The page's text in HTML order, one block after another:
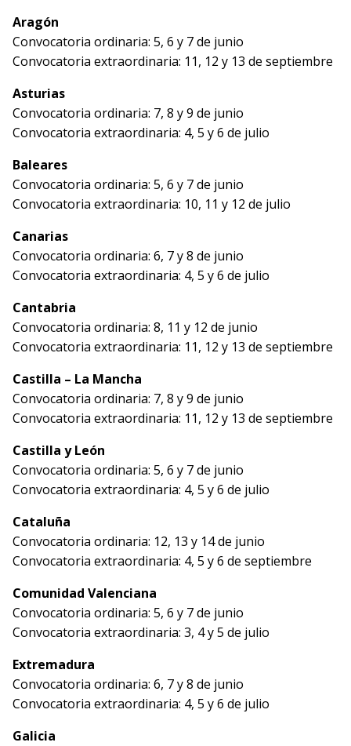
Aragón
Convocatoria ordinaria: 5, 6 y 7 de junio
Convocatoria extraordinaria: 11, 12 y 13 de septiembre
Asturias
Convocatoria ordinaria: 7, 8 y 9 de junio
Convocatoria extraordinaria: 4, 5 y 6 de julio
Baleares
Convocatoria ordinaria: 5, 6 y 7 de junio
Convocatoria extraordinaria: 10, 11 y 12 de julio
Canarias
Convocatoria ordinaria: 6, 7 y 8 de junio
Convocatoria extraordinaria: 4, 5 y 6 de julio
Cantabria
Convocatoria ordinaria: 8, 11 y 12 de junio
Convocatoria extraordinaria: 11, 12 y 13 de septiembre
Castilla – La Mancha
Convocatoria ordinaria: 7, 8 y 9 de junio
Convocatoria extraordinaria: 11, 12 y 13 de septiembre
Castilla y León
Convocatoria ordinaria: 5, 6 y 7 de junio
Convocatoria extraordinaria: 4, 5 y 6 de julio
Cataluña
Convocatoria ordinaria: 12, 13 y 14 de junio
Convocatoria extraordinaria: 4, 5 y 6 de septiembre
Comunidad Valenciana
Convocatoria ordinaria: 5, 6 y 7 de junio
Convocatoria extraordinaria: 3, 4 y 5 de julio
Extremadura
Convocatoria ordinaria: 6, 7 y 8 de junio
Convocatoria extraordinaria: 4, 5 y 6 de julio
Galicia